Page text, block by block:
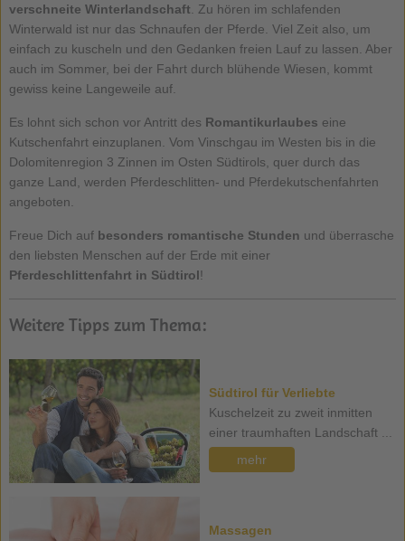
verschneite Winterlandschaft . Zu hören im schlafenden
Winterwald ist nur das Schnaufen der Pferde. Viel Zeit also, um
einfach zu kuscheln und den Gedanken freien Lauf zu lassen. Aber
auch im Sommer, bei der Fahrt durch blühende Wiesen, kommt
gewiss keine Langeweile auf.
Es lohnt sich schon vor Antritt des Romantikurlaubes eine
Kutschenfahrt einzuplanen. Vom Vinschgau im Westen bis in die
Dolomitenregion 3 Zinnen im Osten Südtirols, quer durch das
ganze Land, werden Pferdeschlitten- und Pferdekutschenfahrten
angeboten.
Freue Dich auf besonders romantische Stunden und überrasche
den liebsten Menschen auf der Erde mit einer
Pferdeschlittenfahrt in Südtirol!
Weitere Tipps zum Thema:
Südtirol für Verliebte
Kuschelzeit zu zweit inmitten
einer traumhaften Landschaft ...
mehr
Massagen